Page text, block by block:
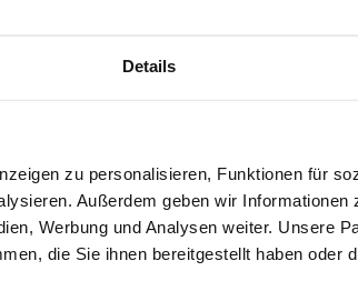
Details
zu personalisieren, Funktionen für
Außerdem geben wir Informationen
Werbung und Analysen weiter. Unsere
die Sie ihnen bereitgestellt haben oder